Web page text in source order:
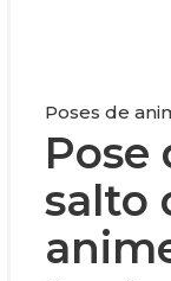
Poses de
Pose
salto